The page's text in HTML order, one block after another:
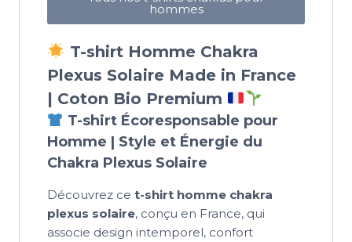
hommes
T-shirt Homme Chakra
Plexus Solaire Made in France
| Coton Bio Premium
T-shirt Écoresponsable pour
Homme | Style et Énergie du
Chakra Plexus Solaire
Découvrez ce t-shirt homme chakra
plexus solaire, conçu en France, qui
associe design intemporel, confort